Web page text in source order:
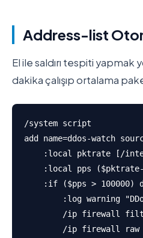
Address-list
El ile saldırı tespiti
dakika çalışıp ortalama
/system script
add name=ddos-watch
:local pktrate [/
:local pps
:if ($pps > 100000)
:log warning
/ip firewall
/ip firewall